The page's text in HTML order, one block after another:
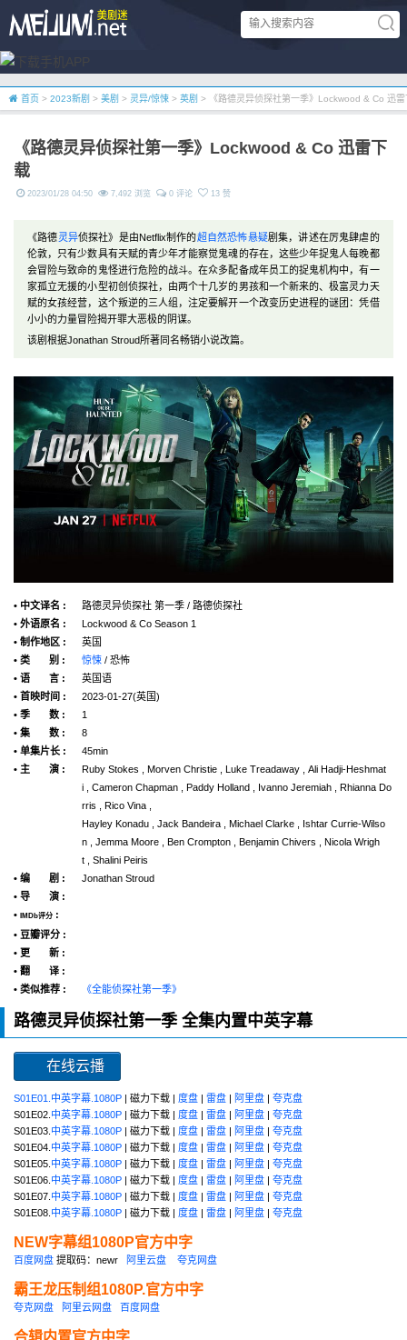
首页 > 2023新剧 > 美剧 > 灵异/惊悚 > 英剧 > 《路德灵异侦探社第一季》Lockwood & Co 迅雷
《路德灵异侦探社第一季》Lockwood & Co 迅雷下
载
2023/01/28 04:50 7,492 浏览 0 评论 13 赞
《路德灵异侦探社》是由Netflix制作的超自然恐怖悬疑剧集，讲述在厉鬼肆虐的
伦敦，只有少数具有天赋的青少年才能察觉鬼魂的存在，这些少年捉鬼人每晚都
会冒险与致命的鬼怪进行危险的战斗。在众多配备成年员工的捉鬼机构中，有一
家孤立无援的小型初创侦探社，由两个十几岁的男孩和一个新来的、极富灵力天
赋的女孩经营，这个叛逆的三人组，注定要解开一个改变历史进程的谜团：凭借
小小的力量冒险揭开罪大恶极的阴谋。
该剧根据Jonathan Stroud所著同名畅销小说改篇。
• 中文译名 :
路德灵异侦探社 第一季 / 路德侦探社
• 外语原名 :
Lockwood & Co Season 1
• 制作地区 :
英国
• 类 别 :
惊悚 / 恐怖
• 语 言 :
英国语
• 首映时间 :
2023-01-27(英国)
• 季 数 :
1
• 集 数 :
8
• 单集片长 :
45min
• 主 演 :
Ruby Stokes , Morven Christie , Luke Treadaway , Ali Hadji-Heshmat
i , Cameron Chapman , Paddy Holland , Ivanno Jeremiah , Rhianna Do
rris , Rico Vina ,
Hayley Konadu , Jack Bandeira , Michael Clarke , Ishtar Currie-Wilso
n , Jemma Moore , Ben Crompton , Benjamin Chivers , Nicola Wrigh
t , Shalini Peiris
• 编 剧 :
Jonathan Stroud
• 导 演 :
• IMDb评分 :
• 豆瓣评分 :
• 更 新 :
• 翻 译 :
• 类似推荐 :
《全能侦探社第一季》
路德灵异侦探社第一季 全集内置中英字幕
在线云播
S01E01.中英字幕.1080P | 磁力下载 | 度盘 | 雷盘 | 阿里盘 | 夸克盘
S01E02. 中英字幕.1080P | 磁力下载 | 度盘 | 雷盘 | 阿里盘 | 夸克盘
S01E03. 中英字幕.1080P | 磁力下载 | 度盘 | 雷盘 | 阿里盘 | 夸克盘
S01E04. 中英字幕.1080P | 磁力下载 | 度盘 | 雷盘 | 阿里盘 | 夸克盘
S01E05. 中英字幕.1080P | 磁力下载 | 度盘 | 雷盘 | 阿里盘 | 夸克盘
S01E06. 中英字幕.1080P | 磁力下载 | 度盘 | 雷盘 | 阿里盘 | 夸克盘
S01E07. 中英字幕.1080P | 磁力下载 | 度盘 | 雷盘 | 阿里盘 | 夸克盘
S01E08. 中英字幕.1080P | 磁力下载 | 度盘 | 雷盘 | 阿里盘 | 夸克盘
NEW字幕组1080P官方中字
百度网盘 提取码：newr 阿里云盘 夸克网盘
霸王龙压制组1080P.官方中字
夸克网盘 阿里云网盘 百度网盘
合辑内置官方中字